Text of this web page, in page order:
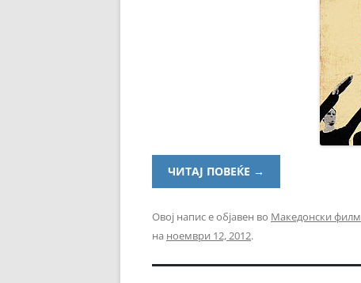
ЧИТАЈ ПОВЕЌЕ →
Овој напис е објавен во Македонски филм
на ноември 12, 2012.